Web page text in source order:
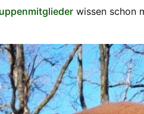
wissen schon